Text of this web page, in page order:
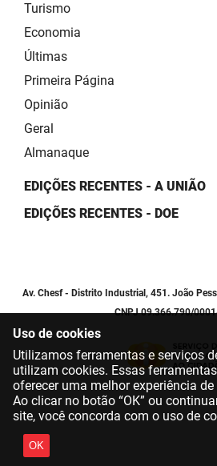
Turismo
Economia
Últimas
Primeira Página
Opinião
Geral
Almanaque
EDIÇÕES RECENTES - A UNIÃO
EDIÇÕES RECENTES - DOE
Av. Chesf - Distrito Industrial, 451. João
CNPJ 09.366.790/
Uso de cookies
Utilizamos ferramentas e serviços
utilizam cookies. Essas
oferecer uma melhor experiência
Ao clicar no botão “OK” ou
site, você concorda com o uso de
OK